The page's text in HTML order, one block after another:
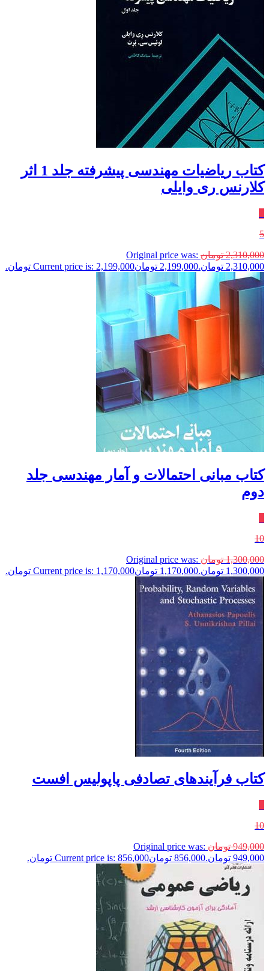
کتاب ریاضیات مهندسی پیشرفته جلد 1 اثر
کلارنس ری وایلی
5
2,310,000 تومان Original price was:
2,310,000 تومان.
2,199,000 تومانCurrent price is: 2,199,000 تومان.
کتاب مبانی احتمالات و آمار مهندسی جلد
دوم
10
1,300,000 تومان Original price was:
1,300,000 تومان.
1,170,000 تومانCurrent price is: 1,170,000 تومان.
کتاب فرآیندهای تصادفی پاپولیس افست
10
949,000 تومان Original price was:
949,000 تومان.
856,000 تومانCurrent price is: 856,000 تومان.